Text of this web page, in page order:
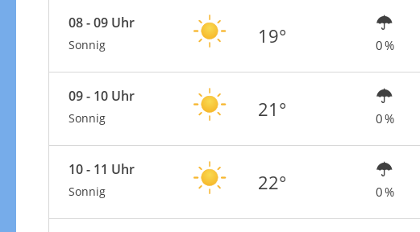
08 - 09 Uhr
Sonnig 19° 0 %
09 - 10 Uhr
Sonnig 21° 0 %
10 - 11 Uhr
Sonnig 22° 0 %